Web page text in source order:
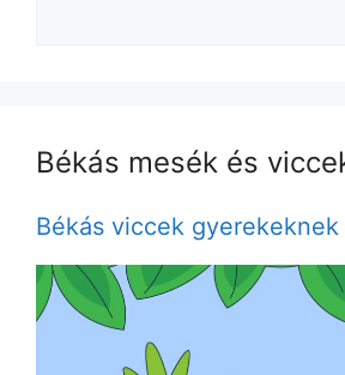
Békás mesék és
Békás viccek gyerekeknek